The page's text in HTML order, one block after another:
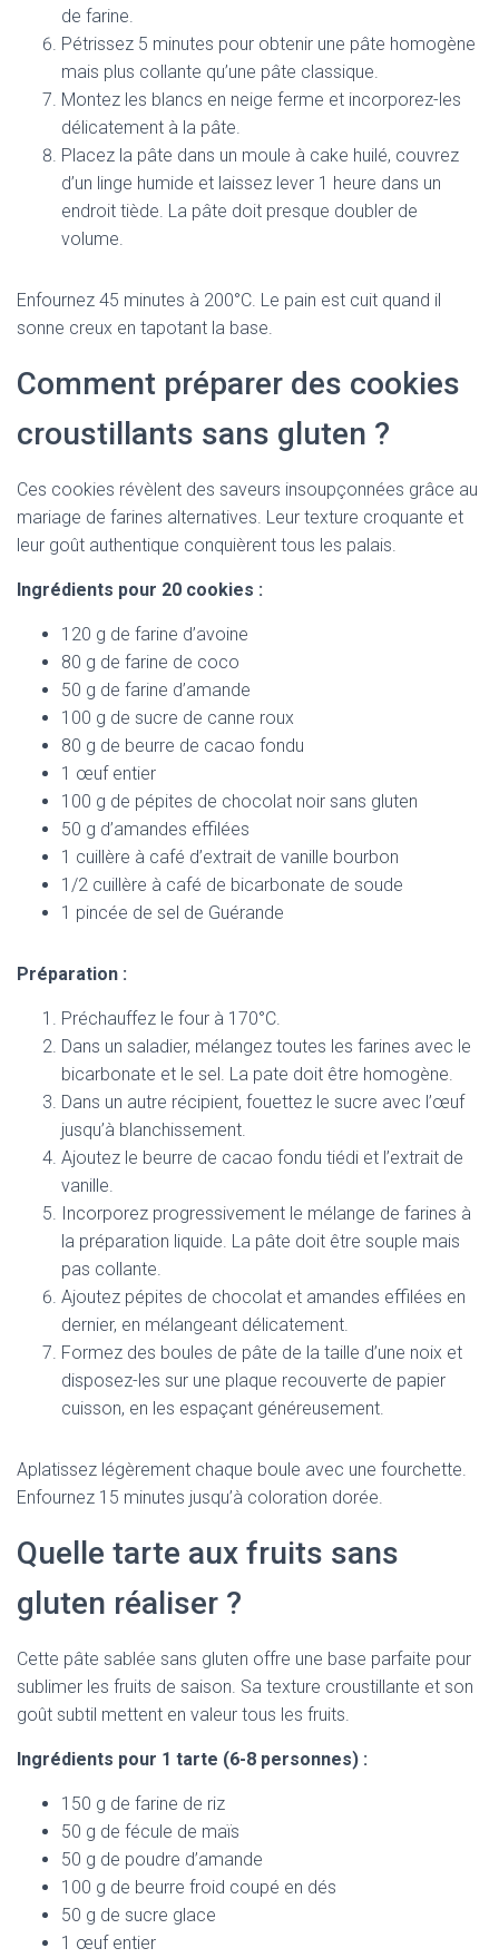
de farine.
Pétrissez 5 minutes pour obtenir une pâte homogène
mais plus collante qu’une pâte classique.
Montez les blancs en neige ferme et incorporez-les
délicatement à la pâte.
Placez la pâte dans un moule à cake huilé, couvrez
d’un linge humide et laissez lever 1 heure dans un
endroit tiède. La pâte doit presque doubler de
volume.
Enfournez 45 minutes à 200°C. Le pain est cuit quand il
sonne creux en tapotant la base.
Comment préparer des cookies
croustillants sans gluten ?
Ces cookies révèlent des saveurs insoupçonnées grâce au
mariage de farines alternatives. Leur texture croquante et
leur goût authentique conquièrent tous les palais.
Ingrédients pour 20 cookies :
120 g de farine d’avoine
80 g de farine de coco
50 g de farine d’amande
100 g de sucre de canne roux
80 g de beurre de cacao fondu
1 œuf entier
100 g de pépites de chocolat noir sans gluten
50 g d’amandes effilées
1 cuillère à café d’extrait de vanille bourbon
1/2 cuillère à café de bicarbonate de soude
1 pincée de sel de Guérande
Préparation :
Préchauffez le four à 170°C.
Dans un saladier, mélangez toutes les farines avec le
bicarbonate et le sel. La pate doit être homogène.
Dans un autre récipient, fouettez le sucre avec l’œuf
jusqu’à blanchissement.
Ajoutez le beurre de cacao fondu tiédi et l’extrait de
vanille.
Incorporez progressivement le mélange de farines à
la préparation liquide. La pâte doit être souple mais
pas collante.
Ajoutez pépites de chocolat et amandes effilées en
dernier, en mélangeant délicatement.
Formez des boules de pâte de la taille d’une noix et
disposez-les sur une plaque recouverte de papier
cuisson, en les espaçant généreusement.
Aplatissez légèrement chaque boule avec une fourchette.
Enfournez 15 minutes jusqu’à coloration dorée.
Quelle tarte aux fruits sans
gluten réaliser ?
Cette pâte sablée sans gluten offre une base parfaite pour
sublimer les fruits de saison. Sa texture croustillante et son
goût subtil mettent en valeur tous les fruits.
Ingrédients pour 1 tarte (6-8 personnes) :
150 g de farine de riz
50 g de fécule de maïs
50 g de poudre d’amande
100 g de beurre froid coupé en dés
50 g de sucre glace
1 œuf entier